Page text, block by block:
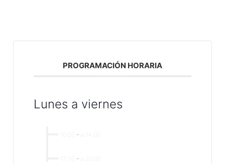
PROGRAMACIÓN HORARIA
Lunes a viernes
-
-